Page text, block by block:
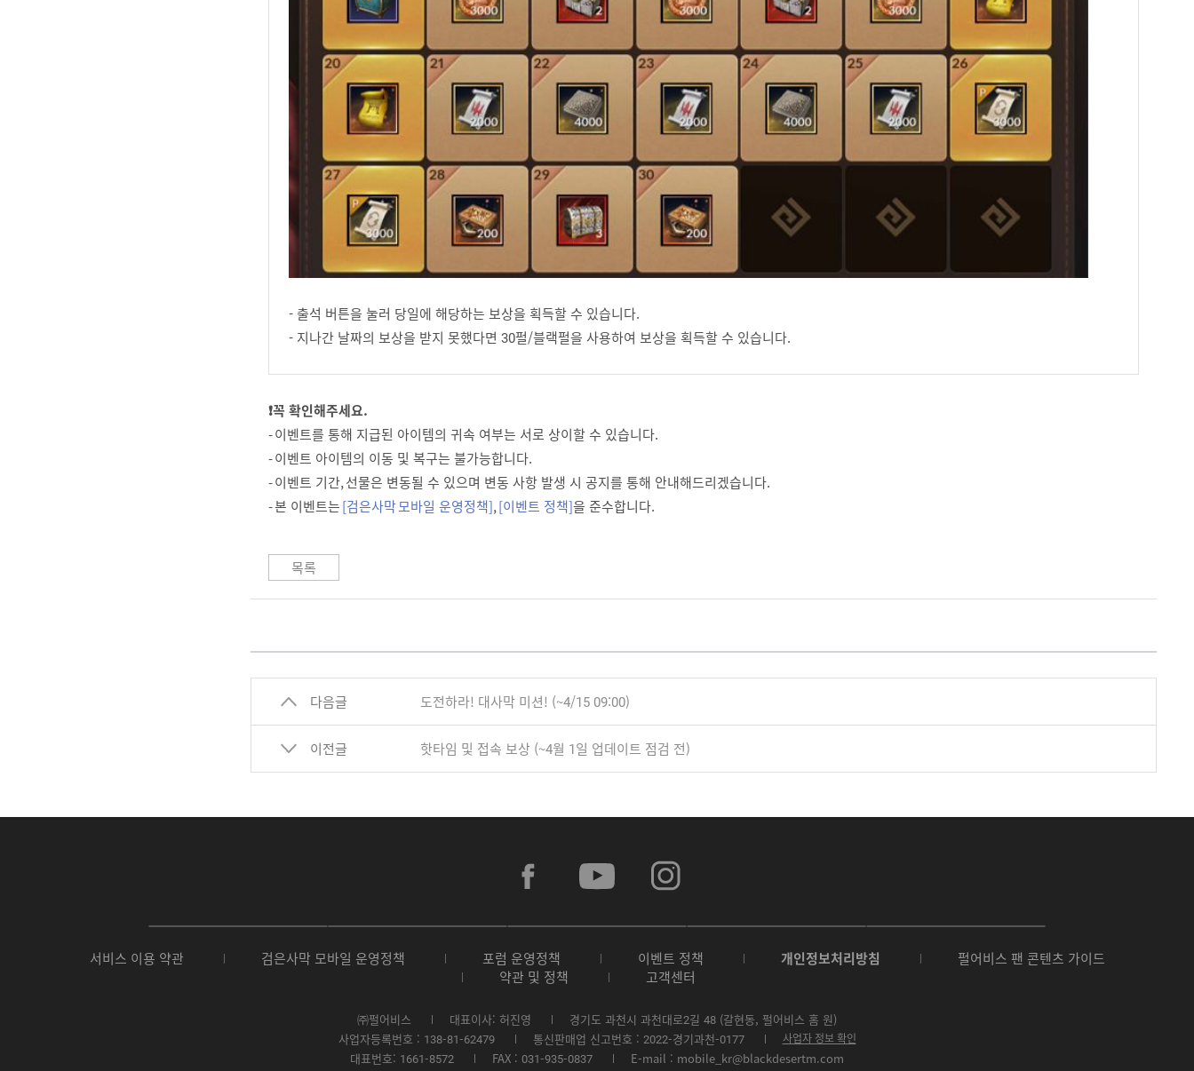
- 출석 버튼을 눌러 당일에 해당하는 보상을 획득할 수 있습니다.
- 지나간 날짜의 보상을 받지 못했다면 30펄/블랙펄을 사용하여 보상을 획득할 수 있습니다.
❗꼭 확인해주세요.
- 이벤트를 통해 지급된 아이템의 귀속 여부는 서로 상이할 수 있습니다.
- 이벤트 아이템의 이동 및 복구는 불가능합니다.
- 이벤트 기간, 선물은 변동될 수 있으며 변동 사항 발생 시 공지를 통해 안내해드리겠습니다.
- 본 이벤트는[검은사막 모바일 운영정책],[이벤트 정책]을 준수합니다.
목록
다음글 도전하라! 대사막 미션! (~4/15 09:00)
이전글 핫타임 및 접속 보상 (~4월 1일 업데이트 점검 전)
a
c
b
o
k
o
u
u
e
n
s
a
r
a
r
e
o
o
e
P
a
y
t
N
E
서비스 이용 약관 검은사막 모바일 운영정책 포럼 운영정책 이벤트 정책 개인정보처리방침
펄어비스 팬 콘텐츠 가이드
약관 및 정책
고객센터
㈜펄어비스 대표이사: 허진영
경기도 과천시 과천대로2길 48 (갈현동, 펄어비스 홈 원)
사업자등록번호 : 138-81-62479
통신판매업 신고번호 : 2022-경기과천-0177 사업자 정보 확인
대표번호: 1661-8572 FAX : 031-935-0837 E-mail : mobile_kr@blackdesertm.com